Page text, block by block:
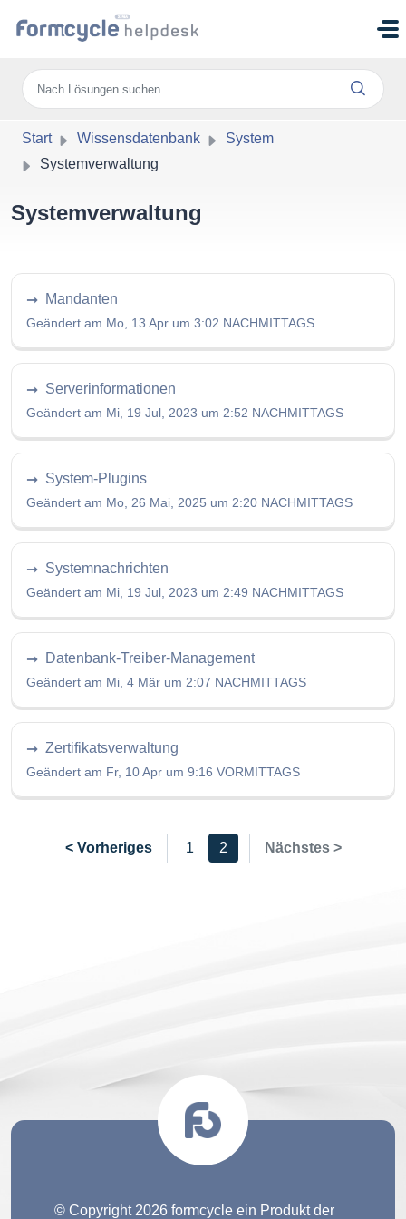
Start Wissensdatenbank
System
Systemverwaltung
Systemverwaltung
Mandanten
Geändert am Mo, 13 Apr um 3:02 NACHMITTAGS
Serverinformationen
Geändert am Mi, 19 Jul, 2023 um 2:52 NACHMITTAGS
System-Plugins
Geändert am Mo, 26 Mai, 2025 um 2:20 NACHMITTAGS
Systemnachrichten
Geändert am Mi, 19 Jul, 2023 um 2:49 NACHMITTAGS
Datenbank-Treiber-Management
Geändert am Mi, 4 Mär um 2:07 NACHMITTAGS
Zertifikatsverwaltung
Geändert am Fr, 10 Apr um 9:16 VORMITTAGS
< Vorheriges 1 2 Nächstes >
© Copyright 2026 formcycle ein Produkt der